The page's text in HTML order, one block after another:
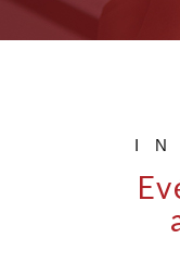
Contact